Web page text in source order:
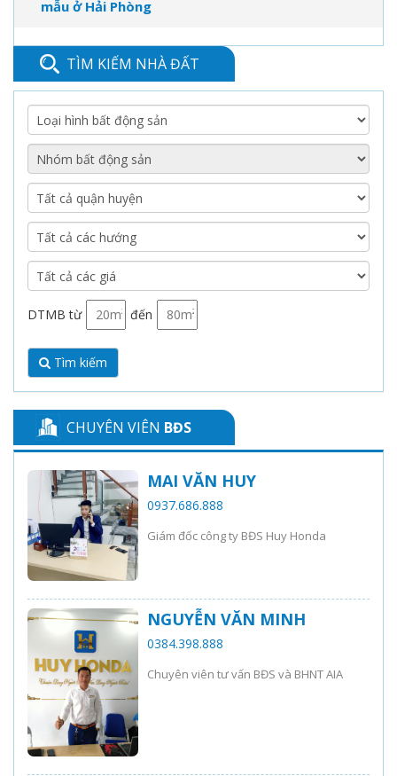
mẫu ở Hải Phòng
TÌM KIẾM NHÀ ĐẤT
DTMB từ đến
Tìm kiếm
CHUYÊN VIÊN BĐS
MAI VĂN HUY
0937.686.888
Giám đốc công ty BĐS Huy Honda
NGUYỄN VĂN MINH
0384.398.888
Chuyên viên tư vấn BĐS và BHNT AIA